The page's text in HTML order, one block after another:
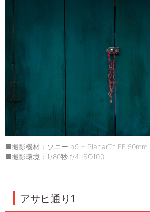
■撮影機材：ソニー α9 + PlanarT* FE 50mm
■撮影環境：1/80秒 f/4 ISO100
アサヒ通り1